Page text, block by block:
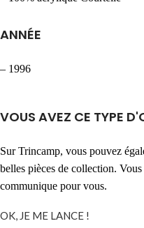
ANNÉE
– 1996
VOUS AVEZ CE TYPE
Sur Trincamp, vous pouvez
belles pièces de collection.
communique pour vous.
OK, JE ME LANCE !